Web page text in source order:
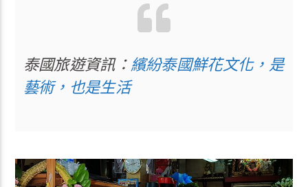
泰國旅遊資訊：繽紛泰國鮮花文化，是
藝術，也是生活